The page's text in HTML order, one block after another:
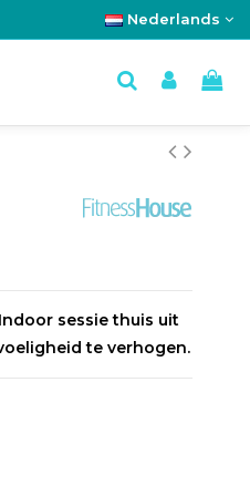
Nederlands
sessie thuis uit
te verhogen.